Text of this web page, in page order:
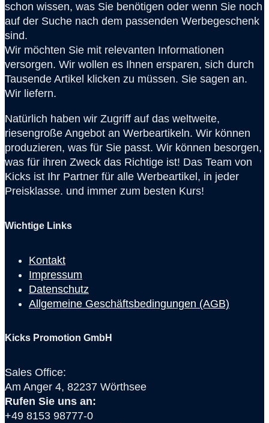
schon wissen, was Sie benötigen oder wenn Sie noch
auf der Suche nach dem passenden Werbegeschenk
sind.
Wir möchten Sie mit relevanten Informationen
versorgen. Wir wollen es Ihnen ersparen, sich durch
Tausende Artikel klicken zu müssen. Sie sagen an.
Wir liefern.
Natürlich haben wir Zugriff auf das weltweite,
riesengroße Angebot an Werbeartikeln. Wir können
produzieren, was für Sie passt. Wir können besorgen,
was für ihren Zweck das Richtige ist! Das Team von
Kicks ist Ihr Partner für alle Werbeartikel, in jeder
Preisklasse. und immer zum besten Kurs!
Wichtige Links
Kontakt
Impressum
Datenschutz
Allgemeine Geschäftsbedingungen (AGB)
Kicks Promotion GmbH
Sales Office:
Am Anger 4, 82237 Wörthsee
Rufen Sie uns an:
+49 8153 98777-0